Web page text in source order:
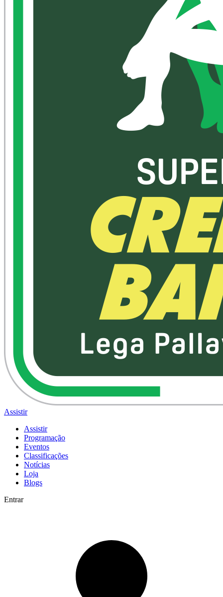
Assistir
Assistir
Programação
Eventos
Classificações
Notícias
Loja
Blogs
Entrar